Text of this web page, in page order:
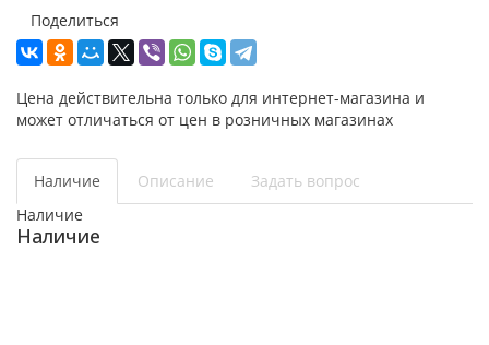
Поделиться
Цена действительна только для интернет-магазина и
может отличаться от цен в розничных магазинах
Наличие Описание
Задать вопрос
Наличие
Наличие